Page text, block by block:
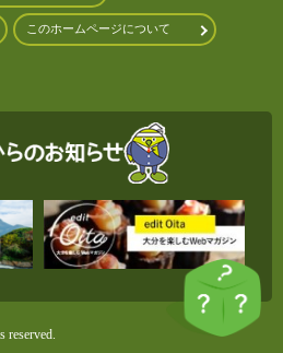
このホームページについて
reserved.